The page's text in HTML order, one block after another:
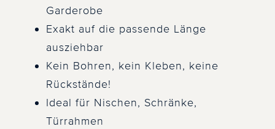
Garderobe
Exakt auf die passende Länge
ausziehbar
Kein Bohren, kein Kleben, keine
Rückstände!
Ideal für Nischen, Schränke,
Türrahmen